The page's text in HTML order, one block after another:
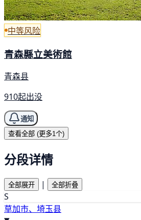
中等风险
青森縣立美術館
青森县
910起出没
通知
查看全部 (更多1个)
分段详情
全部展开 | 全部折叠
S
草加市、埼玉县